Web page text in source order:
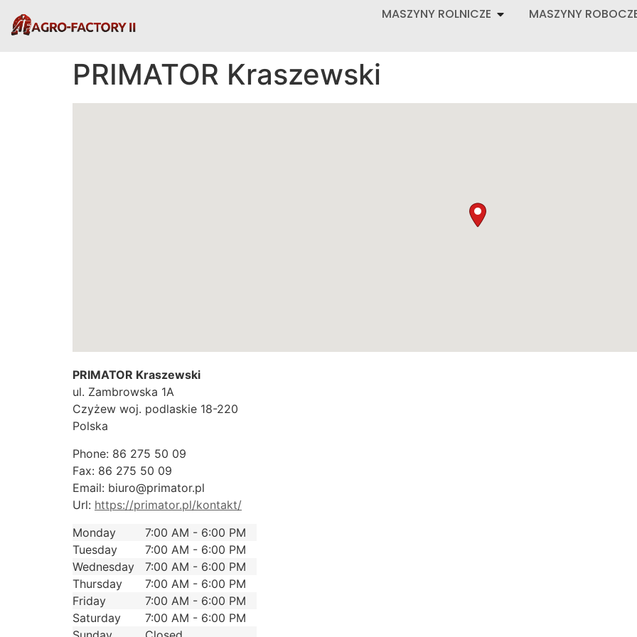
MASZYNY ROLNICZE MASZYNY
PRIMATOR Kraszewski
PRIMATOR Kraszewski
ul. Zambrowska 1A
Czyżew woj. podlaskie 18-220
Polska
Phone: 86 275 50 09
Fax: 86 275 50 09
Email: biuro@primator.pl
Url: https://primator.pl/kontakt/
Monday
7:00 AM - 6:00 PM
Tuesday
7:00 AM - 6:00 PM
Wednesday
7:00 AM - 6:00 PM
Thursday
7:00 AM - 6:00 PM
Friday
7:00 AM - 6:00 PM
Saturday
7:00 AM - 6:00 PM